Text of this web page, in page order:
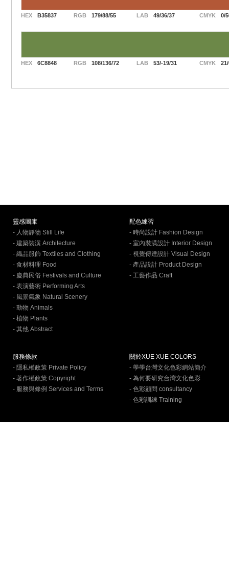
HEX B35837 RGB 179/88/55 LAB 49/36/37 CMYK 0/
HEX 6C8848 RGB 108/136/72 LAB 53/-19/31 CMYK
靈感圖庫
- 人物靜物 Still Life
- 建築裝潢 Architecture
- 織品服飾 Textiles and Clothing
- 食材料理 Food
- 慶典民俗 Festivals and Culture
- 表演藝術 Performing Arts
- 風景氣象 Natural Scenery
- 動物 Animals
- 植物 Plants
- 其他 Abstract
配色練習
- 時尚設計 Fashion Design
- 室內裝潢設計 Interior Design
- 視覺傳達設計 Visual Design
- 產品設計 Product Design
- 工藝作品 Craft
服務條款
- 隱私權政策 Private Policy
- 著作權政策 Copyright
- 服務與條例 Services and Terms
關於XUE XUE COLORS
- 學學台灣文化色彩網站簡介
- 為何要研究台灣文化色彩
- 色彩顧問 consultancy
- 色彩訓練 Training